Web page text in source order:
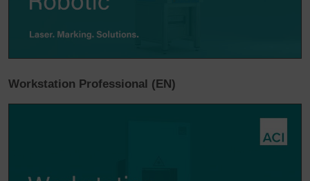
Workstation Professional (EN)